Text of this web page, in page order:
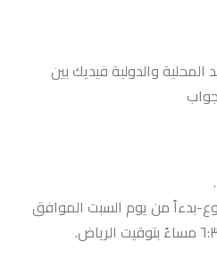
المحلية والدولية فيديك بين
.
بدءاً من يوم السبت الموافق
مساءً بتوقيت الرياض.